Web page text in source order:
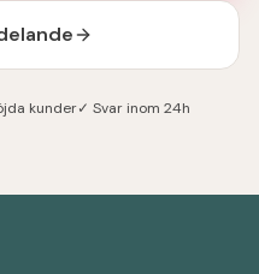
kunder✓ Svar inom 24h